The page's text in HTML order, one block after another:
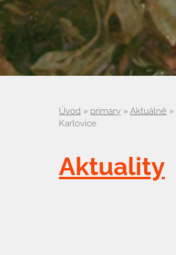
Úvod » primary » Aktuálně »
Karlovice
Aktuality